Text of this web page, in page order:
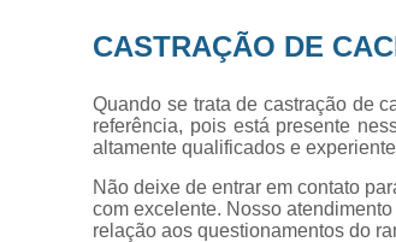
CASTRAÇÃO DE
Quando se trata de castração de
referência, pois está presente
altamente qualificados e
Não deixe de entrar em contato
com excelente. Nosso
relação aos questionamentos do